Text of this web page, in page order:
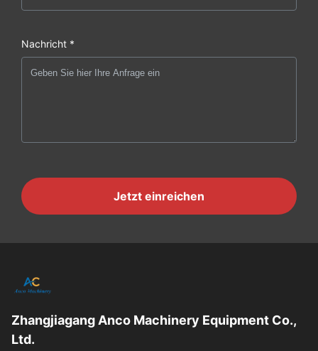
Nachricht *
Jetzt einreichen
Zhangjiagang Anco Machinery Equipment Co.,
Ltd.